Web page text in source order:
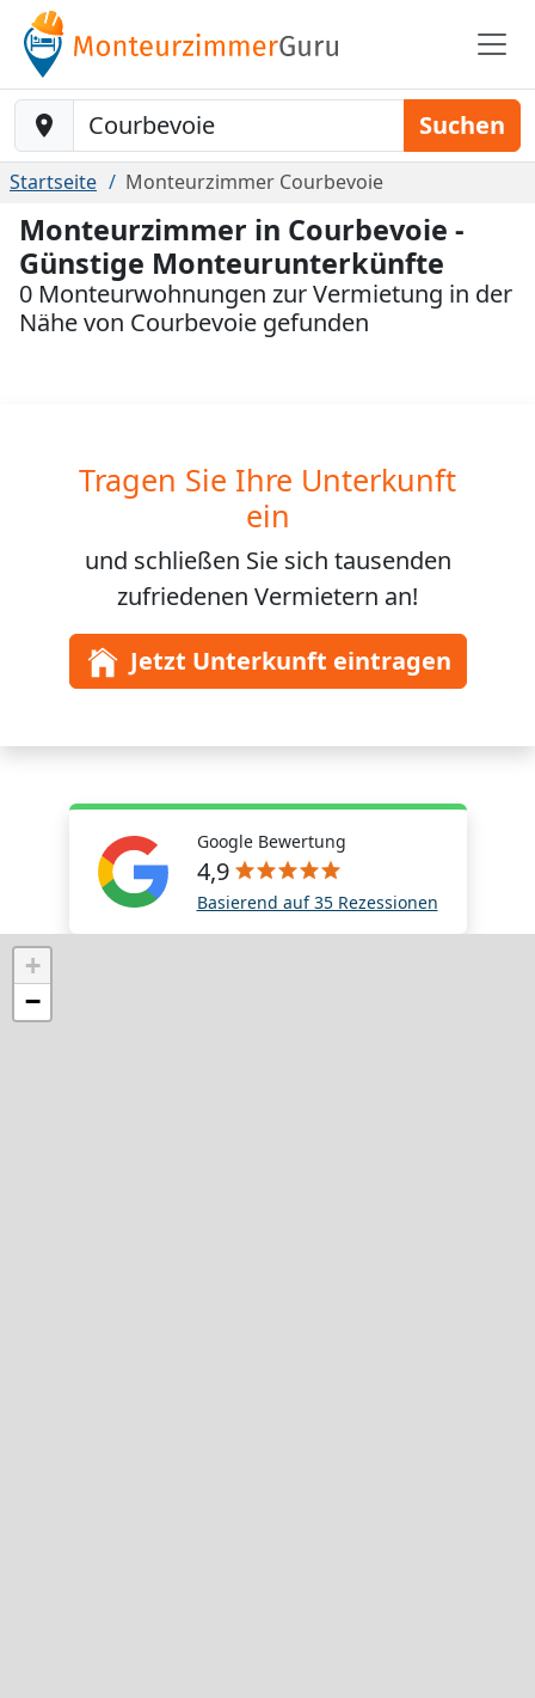
Baustelle-Location Suchen
Startseite Monteurzimmer Courbevoie
Monteurzimmer in Courbevoie -
Günstige Monteurunterkünfte
0 Monteurwohnungen zur Vermietung in der
Nähe von Courbevoie gefunden
Tragen Sie Ihre Unterkunft
ein
und schließen Sie sich tausenden
zufriedenen Vermietern an!
Jetzt Unterkunft eintragen
Google Bewertung
4,9
Basierend auf 35 Rezessionen
+
−